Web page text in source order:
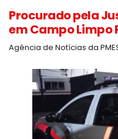
Procurado pela
em Campo Limpo
Agência de Notícias da